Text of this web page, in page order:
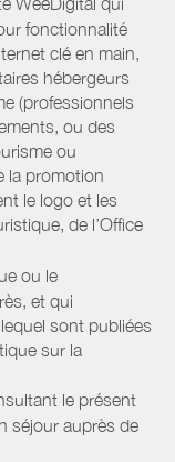
fonctionnalité
clé en main,
hébergeurs
(professionnels
ou des
ou
la promotion
le logo et les
de l’Office
ou le
et qui
sont publiées
sur la
le présent
séjour auprès de